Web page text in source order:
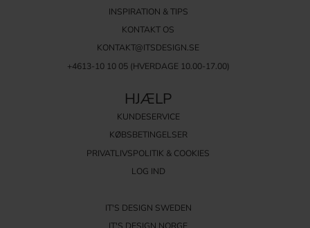
INSPIRATION & TIPS
KONTAKT OS
KONTAKT@ITSDESIGN.SE
+4613-10 10 05 (HVERDAGE 10.00-17.00)
HJÆLP
KUNDESERVICE
KØBSBETINGELSER
PRIVATLIVSPOLITIK & COOKIES
LOG IND
IT'S DESIGN SWEDEN